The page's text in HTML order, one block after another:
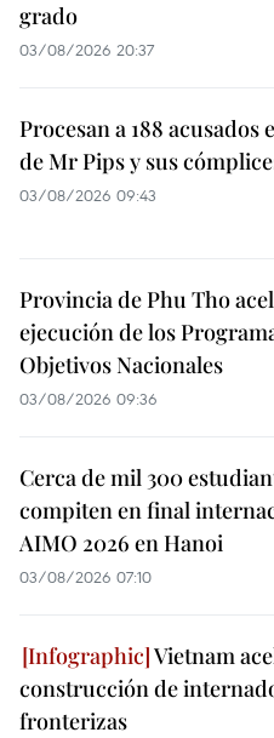
grado
03/08/2026 20:37
Procesan a 188 acusados
de Mr Pips y sus
03/08/2026 09:43
Provincia de Phu Tho
ejecución de los
Objetivos Nacionales
03/08/2026 09:36
Cerca de mil 300
compiten en final
AIMO 2026 en Hanoi
03/08/2026 07:10
Vietnam
construcción de
fronterizas